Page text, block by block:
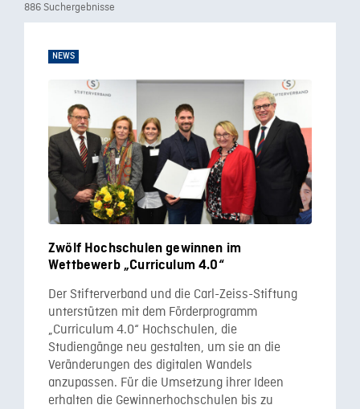
886 Suchergebnisse
NEWS
Zwölf Hochschulen gewinnen im
Wettbewerb „Curriculum 4.0“
Der Stifterverband und die Carl-Zeiss-Stiftung
unterstützen mit dem Förderprogramm
„Curriculum 4.0“ Hochschulen, die
Studiengänge neu gestalten, um sie an die
Veränderungen des digitalen Wandels
anzupassen. Für die Umsetzung ihrer Ideen
erhalten die Gewinnerhochschulen bis zu